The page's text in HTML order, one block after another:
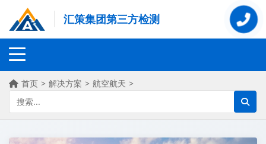
汇策集团第三方检测
首页 > 解决方案 > 航空航天 >